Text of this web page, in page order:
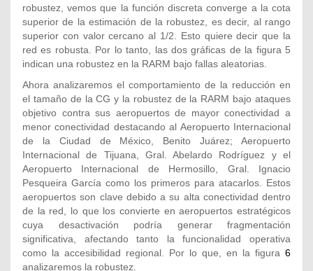
s(q)=1-q}
robustez, vemos que la función discreta converge a la cota
superior de la estimación de la robustez, es decir, al rango
superior con valor cercano al 1/2. Esto quiere decir que la
red es robusta. Por lo tanto, las dos gráficas de la figura 5
indican una robustez en la RARM bajo fallas aleatorias.
Ahora analizaremos el comportamiento de la reducción en
el tamaño de la CG y la robustez de la RARM bajo ataques
objetivo contra sus aeropuertos de mayor conectividad a
menor conectividad destacando al Aeropuerto Internacional
de la Ciudad de México, Benito Juárez; Aeropuerto
Internacional de Tijuana, Gral. Abelardo Rodríguez y el
Aeropuerto Internacional de Hermosillo, Gral. Ignacio
Pesqueira García como los primeros para atacarlos. Estos
aeropuertos son clave debido a su alta conectividad dentro
de la red, lo que los convierte en aeropuertos estratégicos
cuya desactivación podría generar fragmentación
significativa, afectando tanto la funcionalidad operativa
como la accesibilidad regional. Por lo que, en la figura 6
analizaremos la robustez.